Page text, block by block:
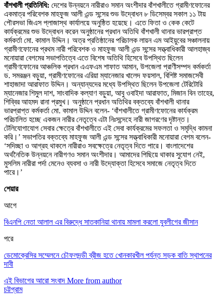
বাঁশখালী প্রতিনিধি: দেশের উন্নয়নে নারীরাও সমান অংশীদার বাঁশখালীতে গ্রামীণফোনের
একমাত্র পরিবেশক মাহফুজ আলী এন্ড সন্সের শুভ উদ্বোধন ৮ ডিসেম্বর সকাল ১১ টায়
পৌরসভা জিএস প্লাজাস্থ কার্যালয়ে অনুষ্ঠিত হয়েছে। এতে ফিতা ও কেক কেটে
কার্যক্রমের শুভ উদ্বোধন করেন অনুষ্ঠানের প্রধান অতিথি বাঁশখালী থানার ভারপ্রাপ্ত
কর্মকর্তা মো. কামাল উদ্দিন। অত্র প্রতিষ্ঠানের পরিচালক লায়ন এম আইয়ুবের সঞ্চালনায়
গ্রামীণফোনের প্রথম নারী পরিবেশক ও মাহফুজ আলী এন্ড সন্সের সত্ত্বাধিকারী আলহাজ্ব
মনোয়ারা বেগমের সভাপতিত্বে এতে বিশেষ অতিথি হিসেবে উপস্থিত ছিলেন
গ্রামীণফোনের আঞ্চলিক প্রধান এএফএম শাফাত আমান, উপজেলা প্রাণীসম্পদ কর্মকর্তা
ড. সমরঞ্জন বড়ুয়া, গ্রামীণফোনের এরিয়া ম্যানেজার খালেদ ফয়সাল, বিশিষ্ট সমাজসেবী
শাহাজাদা আরাফাত উদ্দিন। অন্যান্যদের মধ্যে উপস্থিত ছিলেন উপজেলা টেরিটোরি
ম্যানেজার শিমুল দাশ, সাংবাদিক কল্যাণ বড়ুয়া, আবু ওবাইদা আরাফাত, মিজান বিন তাহের,
শিব্বির আহমদ রানা প্রমুখ। অনুষ্ঠানে প্রধান অতিথির বক্তব্যে বাঁশখালী থানার
ভারপ্রাপ্ত কর্মকর্তা মো. কামাল উদ্দিন বলেন- ‘বাঁশখালীতে গ্রামীণফোনের কার্যক্রম
পরিচালিত হচ্ছে একজন নারীর নেতৃত্বে এটা নিঃসন্দেহে নারী জাগরণের দৃষ্টান্ত।
টেলিযোগাযোগ সেবার ক্ষেত্রে বাঁশখালীতে এই সেবা কার্যক্রমের সফলতা ও সমৃদ্ধি কামনা
করি।’ সভাপতির বক্তব্যে মাহফুজ আলী এন্ড সন্সের সত্ত্বাধিকারী মনোয়ারা বেগম বলেন-
‘সদিচ্ছা ও আগ্রহ থাকলে নারীরাও সবক্ষেত্রে নেতৃত্ব দিতে পারে। বাংলাদেশের
অর্থনৈতিক উন্নয়নে নারীগণও সমান অংশীদার। আমাদের পিছিয়ে থাকার সুযোগ নেই,
মুসলিম নারীরা পর্দা মেনেও ব্যবসা ও নারী উদ্যোক্তা হিসেবে সমাজে নেতৃত্ব দিতে
পারে।’
শেয়ার
আগে
বিএনপি নেতা আলাল এর বিরুদ্ধে সাতকানিয়া থানায় মামলা করলো যুবলীগের জীসান
পরে
ডেমোক্রেসির সম্মেলনে চৌফলদন্ডী ব্রীজ হতে খোনকারখীল পর্যন্ত সড়ক বাতি স্থাপনের
দাবী
এই বিভাগের আরো সংবাদ More from author
চট্টগ্রাম